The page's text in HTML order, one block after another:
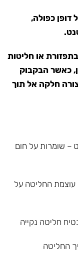
דופן כפולה,
או חליטות
כאשר הבקבוק
תזרום בצורה חלקה אל תוך
– שומרות על חום
עוצמת החליטה על
חליטה נקייה
החליטה